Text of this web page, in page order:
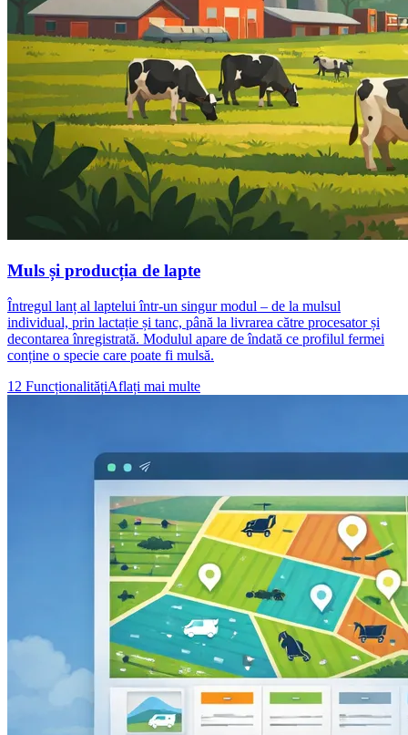
Muls și producția de lapte
Întregul lanț al laptelui într-un singur modul – de la mulsul
individual, prin lactație și tanc, până la livrarea către procesator și
decontarea înregistrată. Modulul apare de îndată ce profilul fermei
conține o specie care poate fi mulsă.
12 FuncționalitățiAflați mai multe